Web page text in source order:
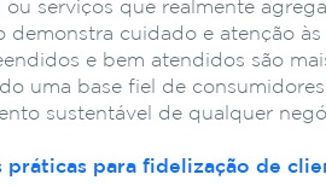
serviços que realmente
demonstra cuidado e atenção às
e bem atendidos são
uma base fiel de
sustentável de qualquer
práticas para fidelização de